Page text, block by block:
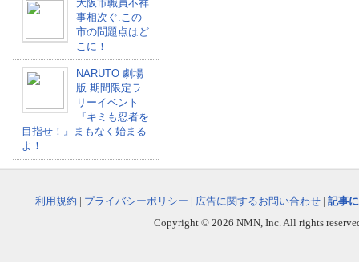
大阪市職員不祥
事相次ぐ.この
市の問題点はど
こに！
NARUTO 劇場
版.期間限定ラ
リーイベント
『キミも忍者を
目指せ！』まもなく始まる
よ！
利用規約 | プライバシーポリシー | 広告に関するお問い合わせ | 記事
Copyright © 2026 NMN, Inc. All rights